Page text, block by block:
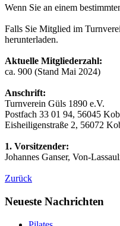
Wenn Sie an einem
Falls Sie Mitglied im
herunterladen.
Aktuelle Mitgliederzahl:
ca. 900 (Stand Mai 2024)
Anschrift:
Turnverein Güls 1890 e.V.
Postfach 33 01 94, 56045
Eisheiligenstraße 2, 56072
1. Vorsitzender:
Johannes Ganser, Von-
Zurück
Neueste Nachrichten